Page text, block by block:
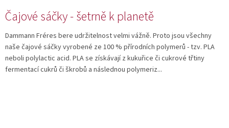
Čajové sáčky - šetrně k planetě
Dammann Fréres bere udržitelnost velmi vážně. Proto jsou všechny
naše čajové sáčky vyrobené ze 100 % přírodních polymerů - tzv. PLA
neboli polylactic acid. PLA se získávají z kukuřice či cukrové třtiny
fermentací cukrů či škrobů a následnou polymeriz...